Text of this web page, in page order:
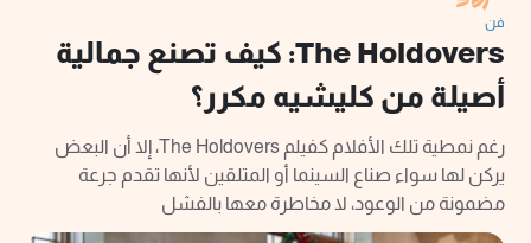
فن
The Holdovers: كيف تصنع جمالية
أصيلة من كليشيه مكرر؟
رغم نمطية تلك الأفلام كفيلم The Holdovers، إلا أن البعض
يركن لها سواء صناع السينما أو المتلقين لأنها تقدم جرعة
مضمونة من الوعود، لا مخاطرة معها بالفشل